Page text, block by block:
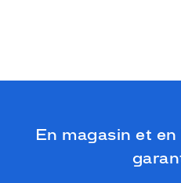
En magasin et